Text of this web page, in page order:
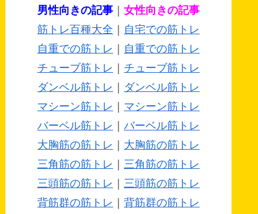
男性向きの記事 ｜ 女性向きの記事
筋トレ百種大全 ｜ 自宅での筋トレ
自重での筋トレ ｜ 自重での筋トレ
チューブ筋トレ ｜ チューブ筋トレ
ダンベル筋トレ ｜ ダンベル筋トレ
マシーン筋トレ ｜ マシーン筋トレ
バーベル筋トレ ｜ バーベル筋トレ
大胸筋の筋トレ ｜ 大胸筋の筋トレ
三角筋の筋トレ ｜ 三角筋の筋トレ
三頭筋の筋トレ ｜ 三頭筋の筋トレ
背筋群の筋トレ ｜ 背筋群の筋トレ